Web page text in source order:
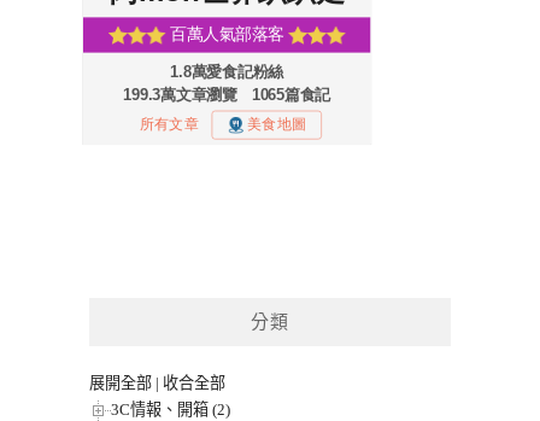
分類
展開全部 | 收合全部
3C情報、開箱 (2)